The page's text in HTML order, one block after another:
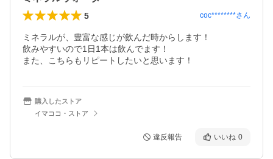
5 coc********さん
ミネラルが、豊富な感じが飲んだ時からします！
飲みやすいので1日1本は飲んでます！
また、こちらもリピートしたいと思います！
購入したストア
イマココ・ストア
違反報告 いいね 0